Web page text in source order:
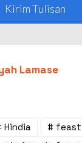
Kirim Tulisan
Lamase
Hindia
# feast